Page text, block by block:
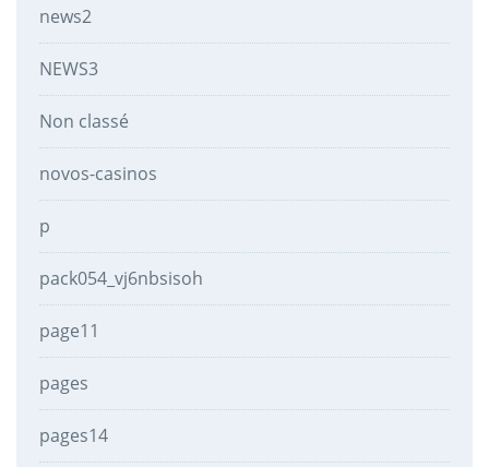
news2
NEWS3
Non classé
novos-casinos
p
pack054_vj6nbsisoh
page11
pages
pages14